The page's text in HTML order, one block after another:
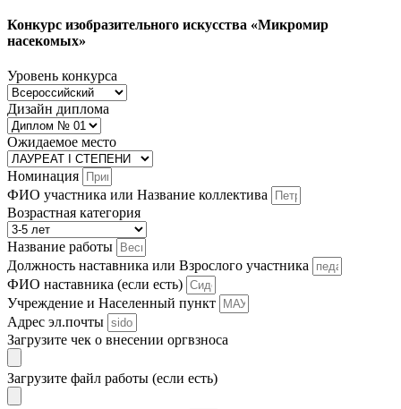
Конкурс изобразительного искусства «Микромир
насекомых»
Уровень конкурса
Дизайн диплома
Ожидаемое место
Номинация
ФИО участника или Название коллектива
Возрастная категория
Название работы
Должность наставника или Взрослого участника
ФИО наставника (если есть)
Учреждение и Населенный пункт
Адрес эл.почты
Загрузите чек о внесении оргвзноса
Загрузите файл работы (если есть)